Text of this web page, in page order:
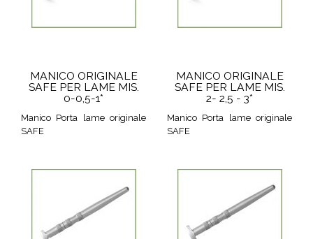
MANICO ORIGINALE
SAFE PER LAME MIS.
0-0,5-1*
Manico Porta lame originale
SAFE
MANICO ORIGINALE
SAFE PER LAME MIS.
2- 2,5 - 3*
Manico Porta lame originale
SAFE